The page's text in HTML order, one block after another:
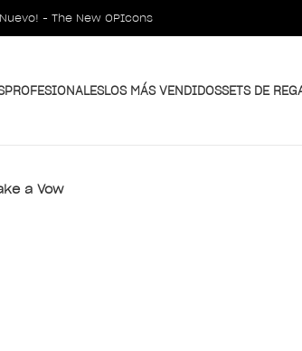
- The New OPIcons
PROFESIONALESLOS MÁS VENDIDOSSETS DE
a Vow